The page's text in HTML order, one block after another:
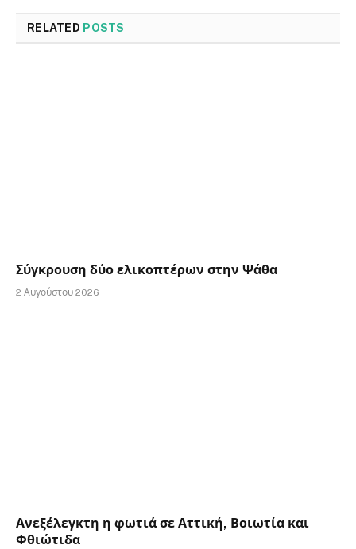
RELATED POSTS
Σύγκρουση δύο ελικοπτέρων στην Ψάθα
2 Αυγούστου 2026
Ανεξέλεγκτη η φωτιά σε Αττική, Βοιωτία και
Φθιώτιδα